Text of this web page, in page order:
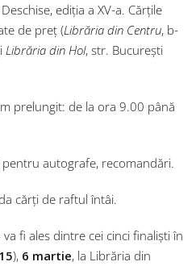
ediția a XV-a. Cărțile
de preț (Librăria din Centru, b-
Librăria din Hol, str. București
prelungit: de la ora 9.00 până
autografe, recomandări.
cărți de raftul întâi.
fi ales dintre cei cinci finaliști în
), 6 martie, la Librăria din